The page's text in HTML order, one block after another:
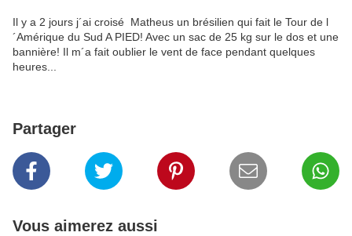
Il y a 2 jours j´ai croisé Matheus un brésilien qui fait le Tour de l
´Amérique du Sud A PIED! Avec un sac de 25 kg sur le dos et une
bannière! Il m´a fait oublier le vent de face pendant quelques
heures...
Partager
Vous aimerez aussi